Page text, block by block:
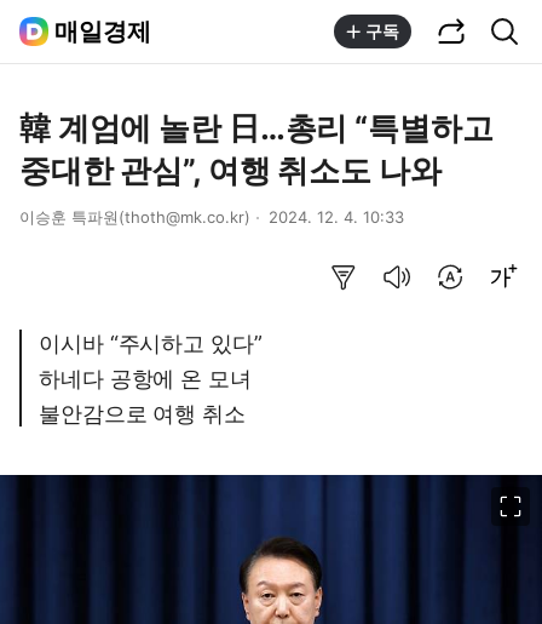
매일경제 구독
韓 계엄에 놀란 日…총리 “특별하고
중대한 관심”, 여행 취소도 나와
이승훈 특파원(thoth@mk.co.kr) 2024. 12. 4. 10:33
이시바 “주시하고 있다”
하네다 공항에 온 모녀
불안감으로 여행 취소